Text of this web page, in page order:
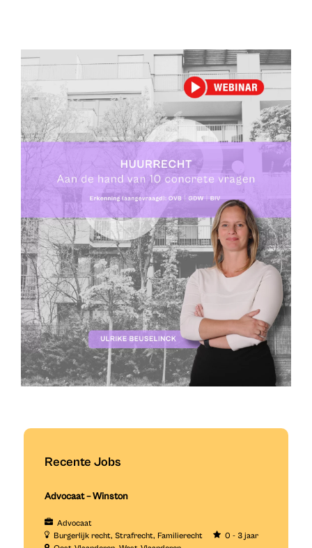
Recente Jobs
Advocaat – Winston
Advocaat
Burgerlijk recht Strafrecht Familierecht
0 - 3 jaar